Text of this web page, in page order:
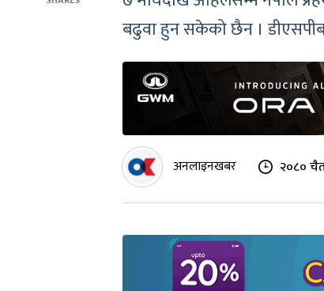
बढुवा हुन सकेको छैन ।
अनलाइनखबर २०८०